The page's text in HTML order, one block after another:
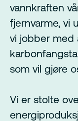
vannkraften
fjernvarme, vi
vi jobber med
som vil gjøre
Vi er stolte